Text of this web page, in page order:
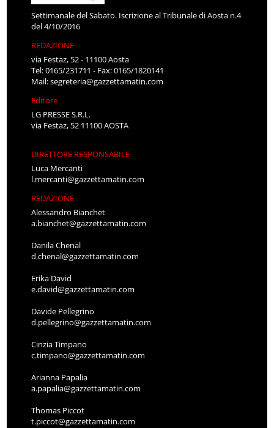
Settimanale del Sabato. Iscrizione al Tribunale di Aosta n.4
del 4/10/2016
REDAZIONE
via Festaz, 52 - 11100 Aosta
Tel: 0165/231711 - Fax: 0165/1820141
Mail:segreteria@gazzettamatin.com
Editore
LG PRESSE S.R.L.
via Festaz, 52 11100 AOSTA
DIRETTORE RESPONSABILE
Luca Mercanti
l.mercanti@gazzettamatin.com
REDAZIONE
Alessandro Bianchet
a.bianchet@gazzettamatin.com
Danila Chenal
d.chenal@gazzettamatin.com
Erika David
e.david@gazzettamatin.com
Davide Pellegrino
d.pellegrino@gazzettamatin.com
Cinzia Timpano
c.timpano@gazzettamatin.com
Arianna Papalia
a.papalia@gazzettamatin.com
Thomas Piccot
t.piccot@gazzettamatin.com